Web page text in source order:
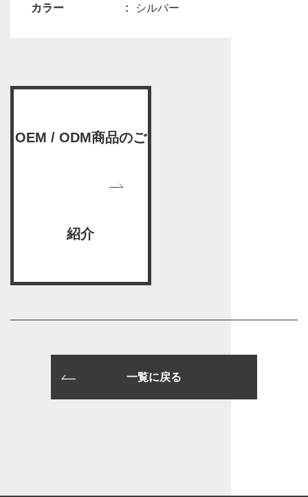
カラー シルバー
OEM / ODM商品のご
紹介
一覧に戻る